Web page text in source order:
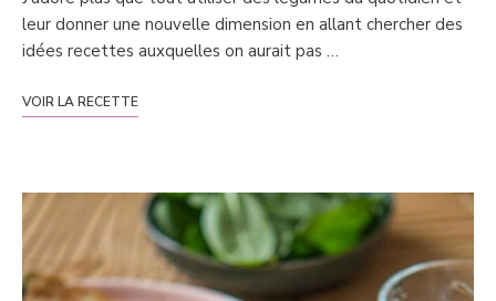
leur donner une nouvelle dimension en allant chercher des
idées recettes auxquelles on aurait pas …
VOIR LA RECETTE